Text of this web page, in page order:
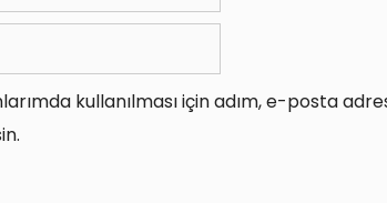
kullanılması için adım, e-posta